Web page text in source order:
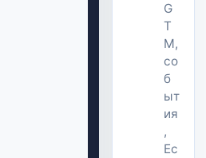
G
T
M,
со
б
ыт
ия
,
Ec